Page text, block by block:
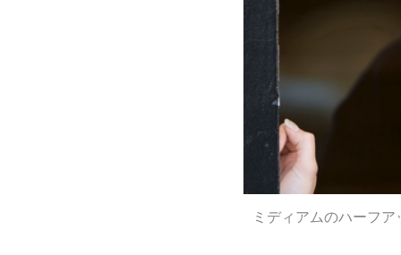
ミディアムのハーフ